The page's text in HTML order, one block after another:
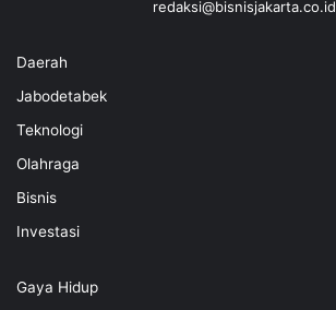
redaksi@bisnisjakarta.co.id
Daerah
Jabodetabek
Teknologi
Olahraga
Bisnis
Investasi
Gaya Hidup